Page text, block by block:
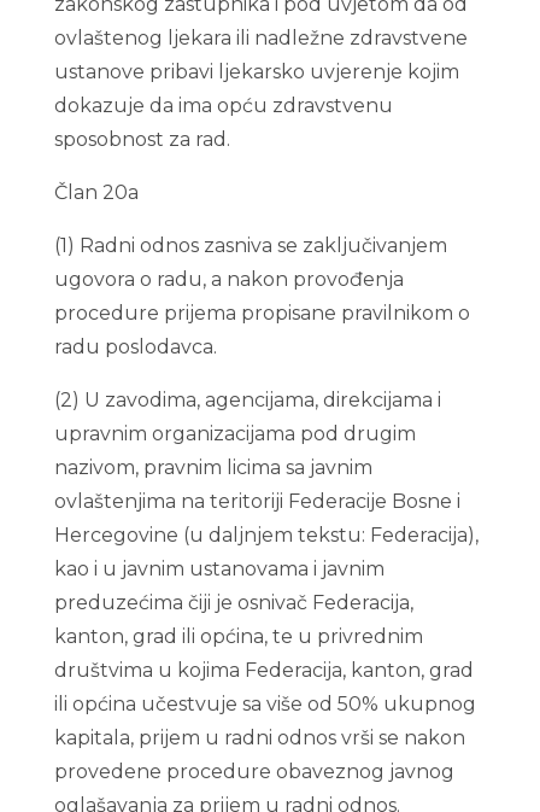
ovlaštenog ljekara ili nadležne zdravstvene
ustanove pribavi ljekarsko uvjerenje kojim
dokazuje da ima opću zdravstvenu
sposobnost za rad.
Član 20a
(1) Radni odnos zasniva se zaključivanjem
ugovora o radu, a nakon provođenja
procedure prijema propisane pravilnikom o
radu poslodavca.
(2) U zavodima, agencijama, direkcijama i
upravnim organizacijama pod drugim
nazivom, pravnim licima sa javnim
ovlaštenjima na teritoriji Federacije Bosne i
Hercegovine (u daljnjem tekstu: Federacija),
kao i u javnim ustanovama i javnim
preduzećima čiji je osnivač Federacija,
kanton, grad ili općina, te u privrednim
društvima u kojima Federacija, kanton, grad
ili općina učestvuje sa više od 50% ukupnog
kapitala, prijem u radni odnos vrši se nakon
provedene procedure obaveznog javnog
oglašavanja za prijem u radni odnos.